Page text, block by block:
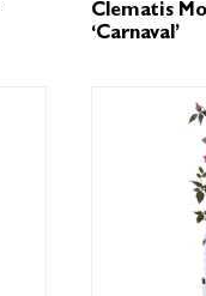
Clematis
‘Carnaval’